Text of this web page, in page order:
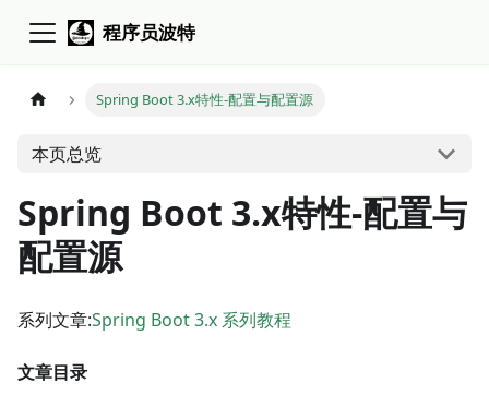
程序员波特
Spring Boot 3.x特性-配置与配置源
本页总览
Spring Boot 3.x特性-配置与
配置源
系列文章:Spring Boot 3.x 系列教程
文章目录